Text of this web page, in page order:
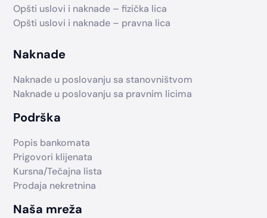
Opšti uslovi i naknade – fizička lica
Opšti uslovi i naknade – pravna lica
Naknade
Naknade u poslovanju sa stanovništvom
Naknade u poslovanju sa pravnim licima
Podrška
Popis bankomata
Prigovori klijenata
Kursna/Tečajna lista
Prodaja nekretnina
Naša mreža